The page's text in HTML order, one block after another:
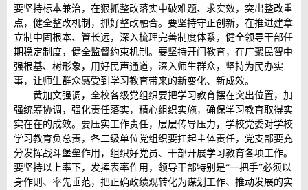
要坚持标本兼治，在狠抓整改落实中破难题、求实效，突出整改重
点，健全整改机制，抓好整改融合。要坚持守正创新，在推进建章
立制中固根本、管长远，深入梳理完善制度体系，健全领导干部任
期稳定制度，健全监督约束机制。要坚持开门教育，在广聚民智中
强根基、树形象，用好民声通道，深入师生群众，坚持为民办实
事，让师生群众感受到学习教育带来的新变化、新成效。
黄加文强调，全校各级党组织要把学习教育摆在突出位置，加
强统筹协调，强化责任落实，精心组织实施，确保学习教育取得实
实在在的成效。要压实工作责任，层层传导压力，学校党委对学校
学习教育负总责，各二级单位党组织要扛起主体责任，党支部要充
分发挥战斗堡垒作用，组织好党员、干部开展学习教育各项工作。
要坚持以上率下，发挥表率作用，领导干部特别是“一把手”必须以
身作则、率先垂范，把正确政绩观转化为谋划工作、推动发展的实